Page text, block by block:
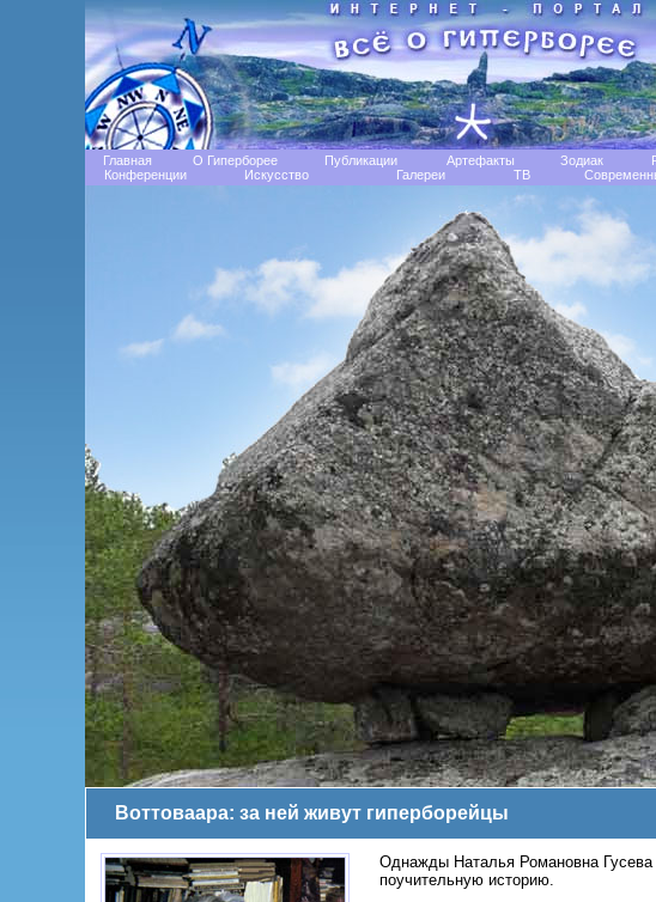
Главная О Гиперборее Публикации Артефакты Зодиак
Конференции
Искусство Галереи TB
Воттоваара: за ней живут гиперборейцы
Однажды Наталья Романовна
поучительную историю.